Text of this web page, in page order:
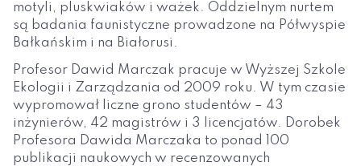
motyli, pluskwiaków i ważek. Oddzielnym nurtem
są badania faunistyczne prowadzone na Półwyspie
Bałkańskim i na Białorusi.
Profesor Dawid Marczak pracuje w Wyższej Szkole
Ekologii i Zarządzania od 2009 roku. W tym czasie
wypromował liczne grono studentów – 43
inżynierów, 42 magistrów i 3 licencjatów. Dorobek
Profesora Dawida Marczaka to ponad 100
publikacji naukowych w recenzowanych